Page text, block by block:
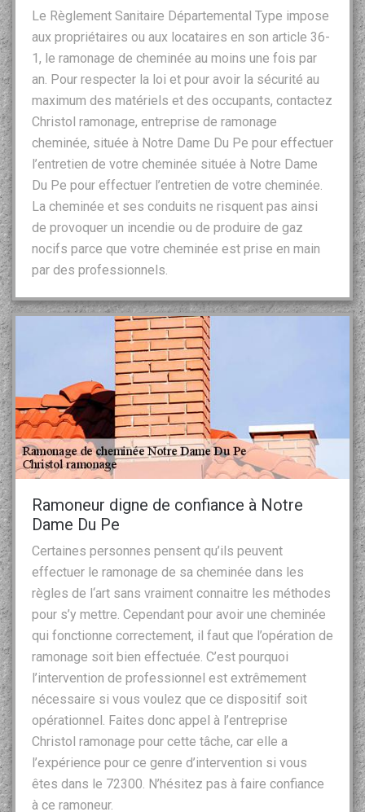
Le Règlement Sanitaire Départemental Type impose
aux propriétaires ou aux locataires en son article 36-
1, le ramonage de cheminée au moins une fois par
an. Pour respecter la loi et pour avoir la sécurité au
maximum des matériels et des occupants, contactez
Christol ramonage, entreprise de ramonage
cheminée, située à Notre Dame Du Pe pour effectuer
l’entretien de votre cheminée située à Notre Dame
Du Pe pour effectuer l’entretien de votre cheminée.
La cheminée et ses conduits ne risquent pas ainsi
de provoquer un incendie ou de produire de gaz
nocifs parce que votre cheminée est prise en main
par des professionnels.
Ramoneur digne de confiance à Notre
Dame Du Pe
Certaines personnes pensent qu’ils peuvent
effectuer le ramonage de sa cheminée dans les
règles de l‘art sans vraiment connaitre les méthodes
pour s’y mettre. Cependant pour avoir une cheminée
qui fonctionne correctement, il faut que l’opération de
ramonage soit bien effectuée. C’est pourquoi
l’intervention de professionnel est extrêmement
nécessaire si vous voulez que ce dispositif soit
opérationnel. Faites donc appel à l’entreprise
Christol ramonage pour cette tâche, car elle a
l’expérience pour ce genre d’intervention si vous
êtes dans le 72300. N’hésitez pas à faire confiance
à ce ramoneur.